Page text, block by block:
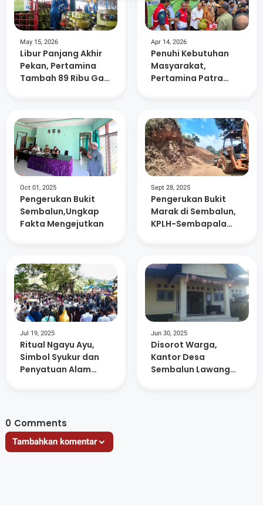
May 15, 2026
Libur Panjang Akhir
Pekan, Pertamina
Tambah 89 Ribu Gas
Apr 14, 2026
Penuhi Kebutuhan
Masyarakat,
Pertamina Patra
Lombok Timur
Oct 01, 2025
Pengerukan Bukit
Sembalun,Ungkap
Fakta Mengejutkan
Sept 28, 2025
Pengerukan Bukit
Marak di Sembalun,
KPLH-Sembapala
Jul 19, 2025
Ritual Ngayu Ayu,
Simbol Syukur dan
Penyatuan Alam
Jun 30, 2025
Disorot Warga,
Kantor Desa
Sembalun Lawang
0 Comments
Tambahkan komentar